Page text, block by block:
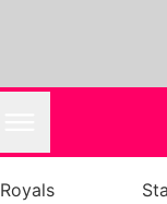
Royals